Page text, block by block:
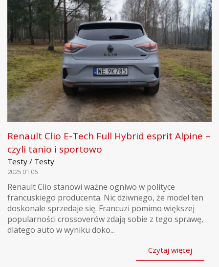
Renault Clio E-Tech Full Hybrid esprit Alpine –
czyli tanio i sportowo
Testy / Testy
2025.01.06
Renault Clio stanowi ważne ogniwo w polityce
francuskiego producenta. Nic dziwnego, że model ten
doskonale sprzedaje się. Francuzi pomimo większej
popularności crossoverów zdają sobie z tego sprawę,
dlatego auto w wyniku doko...
Czytaj więcej